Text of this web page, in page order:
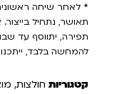
תאושר, נתחיל
תפירה, יתווסף עד
להמחשה בלבד, ייתכנו
קטגוריות חולצות,